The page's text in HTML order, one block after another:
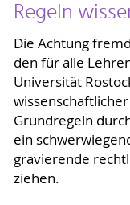
Regeln
Die Achtung
den für alle
Universität
Grundregeln
ein
gravierende
ziehen.